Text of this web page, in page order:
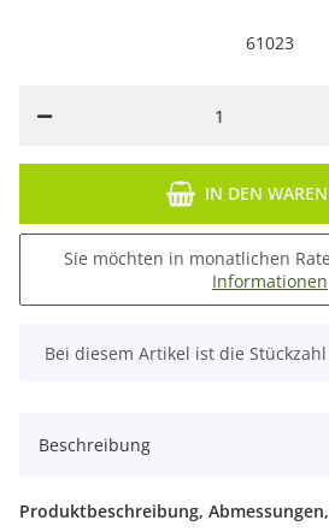
61023
IN DEN
Sie möchten in monatlichen
Informationen
x
Bei diesem Artikel ist die
Beschreibung
Produktbeschreibung,